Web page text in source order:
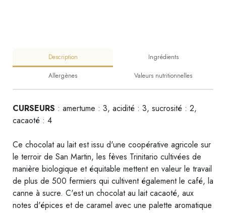
Description Ingrédients
Allergènes Valeurs nutritionnelles
CURSEURS : amertume : 3, acidité : 3, sucrosité : 2,
cacaoté : 4
Ce chocolat au lait est issu d'une coopérative agricole sur
le terroir de San Martin, les fèves Trinitario cultivées de
manière biologique et équitable mettent en valeur le travail
de plus de 500 fermiers qui cultivent également le café, la
canne à sucre. C'est un chocolat au lait cacaoté, aux
notes d'épices et de caramel avec une palette aromatique